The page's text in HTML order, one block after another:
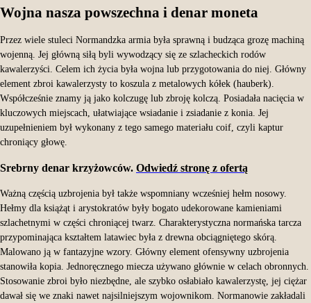
Wojna nasza powszechna i denar moneta
Przez wiele stuleci Normandzka armia była sprawną i budząca grozę machiną
wojenną. Jej główną siłą byli wywodzący się ze szlacheckich rodów
kawalerzyści. Celem ich życia była wojna lub przygotowania do niej. Główny
element zbroi kawalerzysty to koszula z metalowych kółek (hauberk).
Współcześnie znamy ją jako kolczugę lub zbroję kolczą. Posiadała nacięcia w
kluczowych miejscach, ułatwiające wsiadanie i zsiadanie z konia. Jej
uzupełnieniem był wykonany z tego samego materiału coif, czyli kaptur
chroniący głowę.
Srebrny denar krzyżowców. Odwiedź stronę z ofertą
Ważną częścią uzbrojenia był także wspomniany wcześniej hełm nosowy.
Hełmy dla książąt i arystokratów były bogato udekorowane kamieniami
szlachetnymi w części chroniącej twarz. Charakterystyczna normańska tarcza
przypominająca kształtem latawiec była z drewna obciągniętego skórą.
Malowano ją w fantazyjne wzory. Główny element ofensywny uzbrojenia
stanowiła kopia. Jednoręcznego miecza używano głównie w celach obronnych.
Stosowanie zbroi było niezbędne, ale szybko osłabiało kawalerzystę, jej ciężar
dawał się we znaki nawet najsilniejszym wojownikom. Normanowie zakładali